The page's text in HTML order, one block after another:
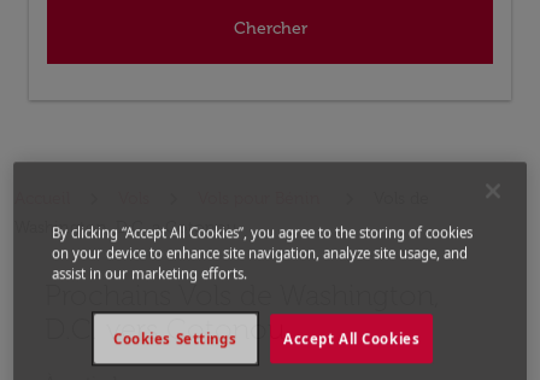
Chercher
Washington, D.C. a Cotonou
Prochains Vols de Washington,
D.C. vers Cotonou
Aucun tarif trouvé pour les options populaires
By clicking “Accept All Cookies”, you agree to the storing of cookies
on your device to enhance site navigation, analyze site usage, and
assist in our marketing efforts.
Accept All Cookies
Cookies Settings